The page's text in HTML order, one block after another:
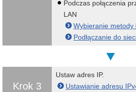
Podczas połączenia
LAN
Wybieranie metody
Podłączanie do
Krok 3
Ustaw adres IP.
Ustawianie adresu